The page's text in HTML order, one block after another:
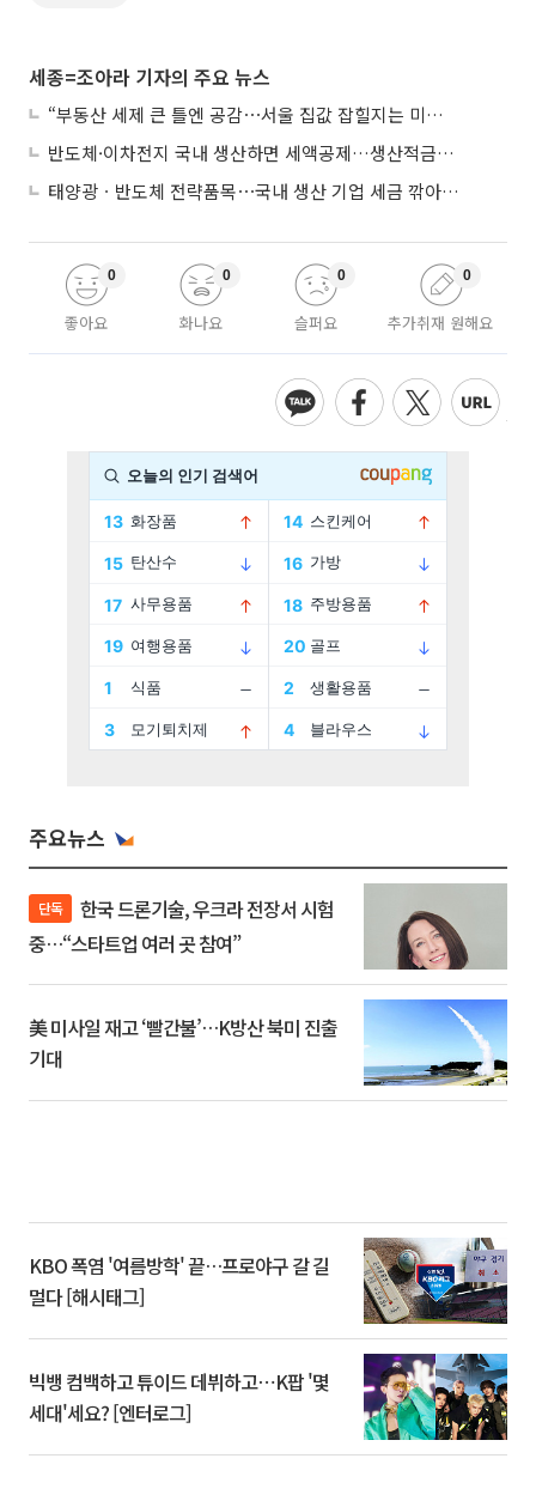
세종=조아라 기자의 주요 뉴스
“부동산 세제 큰 틀엔 공감⋯서울 집값 잡힐지는 미지수”
반도체·이차전지 국내 생산하면 세액공제…생산적금융 ISA 신설
태양광ㆍ반도체 전략품목⋯국내 생산 기업 세금 깎아준다
좋아요
0
화나요
0
슬퍼요
0
추가취재 원해요
0
주요뉴스
단독
중…“스타트업 여러 곳 참여”
美 미사일 재고 ‘빨간불’…K방산 북미 진출
기대
KBO 폭염 '여름방학' 끝…프로야구 갈 길
멀다 [해시태그]
빅뱅 컴백하고 튜이드 데뷔하고⋯K팝 '몇
세대'세요? [엔터로그]